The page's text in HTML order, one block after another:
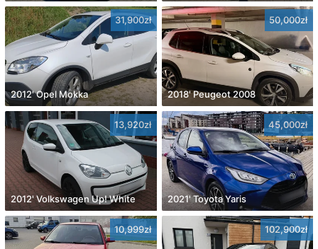
31,900zł
2012' Opel Mokka
50,000zł
2018' Peugeot 2008
13,920zł
2012' Volkswagen Up! White
45,000zł
2021' Toyota Yaris
10,999zł 102,900zł